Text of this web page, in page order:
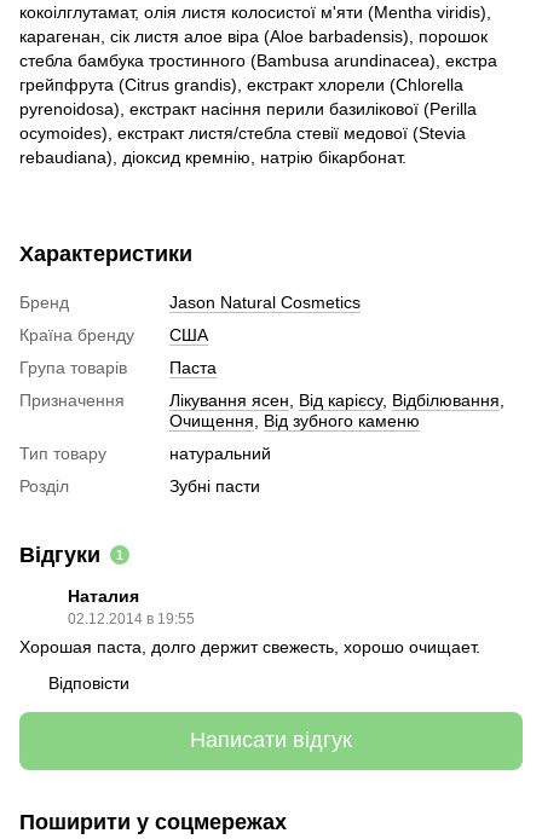
кокоілглутамат, олія листя колосистої м'яти (Mentha viridis),
карагенан, сік листя алое віра (Aloe barbadensis), порошок
стебла бамбука тростинного (Bambusa arundinacea), екстра
грейпфрута (Citrus grandis), екстракт хлорели (Chlorella
pyrenoidosa), екстракт насіння перили базилікової (Perilla
ocymoides), екстракт листя/стебла стевії медової (Stevia
rebaudiana), діоксид кремнію, натрію бікарбонат.
Характеристики
Бренд
Jason Natural Cosmetics
Країна бренду
США
Група товарів
Паста
Призначення
Лікування ясен Від карієсу, Відбілювання
Очищення
Від зубного каменю
Тип товару
натуральний
Розділ
Зубні пасти
Відгуки 1
Наталия
02.12.2014 в 19:55
Хорошая паста, долго держит свежесть, хорошо очищает.
Відповісти
Написати відгук
Поширити у соцмережах